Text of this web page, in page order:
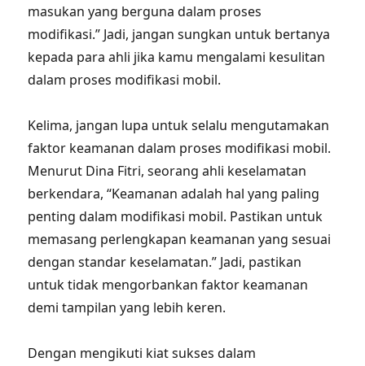
masukan yang berguna dalam proses
modifikasi.” Jadi, jangan sungkan untuk bertanya
kepada para ahli jika kamu mengalami kesulitan
dalam proses modifikasi mobil.
Kelima, jangan lupa untuk selalu mengutamakan
faktor keamanan dalam proses modifikasi mobil.
Menurut Dina Fitri, seorang ahli keselamatan
berkendara, “Keamanan adalah hal yang paling
penting dalam modifikasi mobil. Pastikan untuk
memasang perlengkapan keamanan yang sesuai
dengan standar keselamatan.” Jadi, pastikan
untuk tidak mengorbankan faktor keamanan
demi tampilan yang lebih keren.
Dengan mengikuti kiat sukses dalam